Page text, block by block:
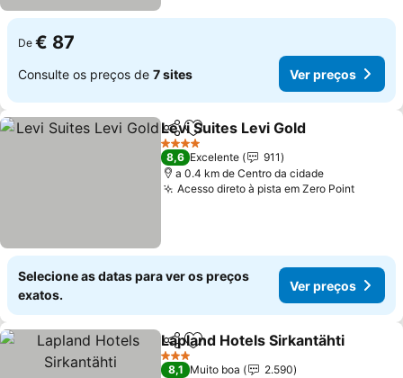
De € 87
Consulte os preços de 7 sites Ver preços
PartilharAdicionar aos favoritos
Levi Suites Levi Gold
4 Estrelas
8,6 Excelente
911
a 0.4 km de Centro da cidade
Acesso direto à pista em Zero PointVer
Selecione as datas para ver os preços
exatos.
Ver preços
PartilharAdicionar aos favoritos
Lapland Hotels Sirkantähti
3 Estrelas
8,1 Muito boa
2.590